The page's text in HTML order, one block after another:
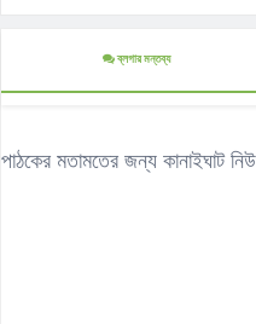
ব্লগার মন্তব্য
পাঠকের মতামতের জন্য কানাইঘাট